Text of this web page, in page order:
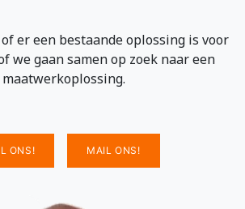
er een bestaande oplossing is voor
we gaan samen op zoek naar een
maatwerkoplossing.
ONS! MAIL ONS!